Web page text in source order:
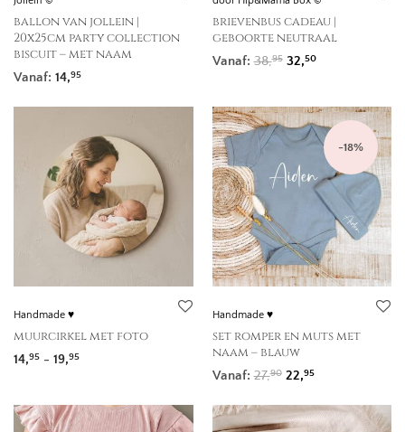
ballon van jollein |
20x25cm party collection
biscuit – met naam
Vanaf: 14,95
brievenbus cadeau |
geboorte neutraal
Vanaf:38,95 Oorspronkelijke
32,50Huidige prijs
Handmade ♥
muurcirkel met foto
14,95 - 19,95Prijsklasse: 14,95 tot 19,95
-18%
Handmade ♥
set romper en muts met
naam – blauw
Vanaf:27,90 Oorspronkelijke
22,95Huidige prijs